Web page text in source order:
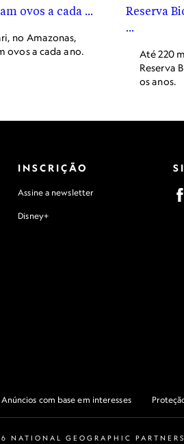
no Amazonas,
ovos a cada ano.
Até 220
Reserva
os anos.
INSCRIÇÃO
Assine a newsletter
Disney+
Anúncios com base em interesses
GEOGRAPHIC